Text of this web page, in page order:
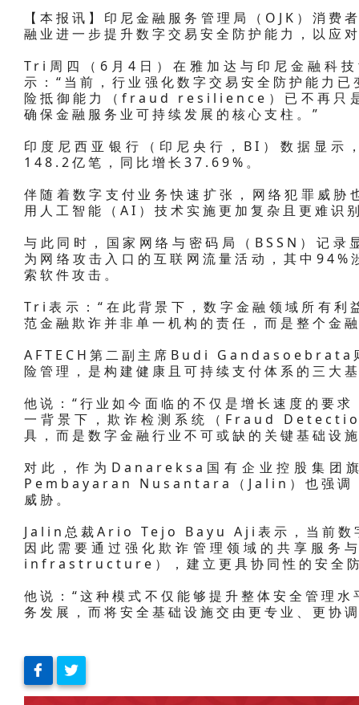
【本报讯】印尼金融服务管理局（OJK）消
融业进一步提升数字交易安全防护能力，以应
Tri周四（6月4日）在雅加达与印尼金融科
示：“当前，行业强化数字交易安全防护能力
险抵御能力（fraud resilience）已不再只
确保金融服务业可持续发展的核心支柱。”
印度尼西亚银行（印尼央行，BI）数据显示
148.2亿笔，同比增长37.69%。
伴随着数字支付业务快速扩张，网络犯罪威
用人工智能（AI）技术实施更加复杂且更难识
与此同时，国家网络与密码局（BSSN）记
为网络攻击入口的互联网流量活动，其中
索软件攻击。
Tri表示：“在此背景下，数字金融领域所有利
范金融欺诈并非单一机构的责任，而是整个金
AFTECH第二副主席Budi Gandasoebrata
险管理，是构建健康且可持续支付体系的三大
他说：“行业如今面临的不仅是增长速度的要
一背景下，欺诈检测系统（Fraud
具，而是数字金融行业不可或缺的关键基础设
对此，作为Danareksa国有企业控股集团
Pembayaran Nusantara（Jalin）也强调，
威胁。
Jalin总裁Ario Tejo Bayu Aji表示，当前数
因此需要通过强化欺诈管理领域的共享服
infrastructure），建立更具协同性的安全
他说：“这种模式不仅能够提升整体安全管理
务发展，而将安全基础设施交由更专业、更协